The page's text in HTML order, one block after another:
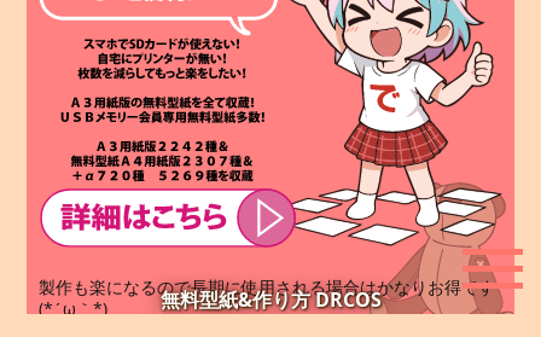
製作も楽になるので長期に使用される場合はかなりお得です
(*´ω｀*)
無料型紙&作り方 DRCOS